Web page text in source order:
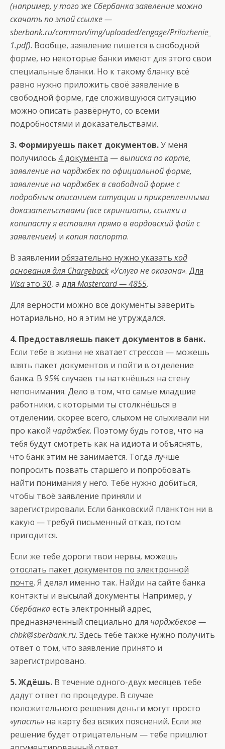
(например, у того же Сбербанка заявление можно
скачать по этой ссылке —
sberbank.ru/common/img/uploaded/engage/Prilozhenie_
1.pdf). Вообще, заявление пишется в свободной
форме, но некоторые банки имеют для этого свои
специальные бланки. Но к такому бланку всё
равно нужно приложить своё заявление в
свободной форме, где сложившуюся ситуацию
можно описать развёрнуто, со всеми
подробностями и доказательствами.
3. Формируешь пакет документов.У меня
получилось 4 документа —выписка по карте,
заявление на чарджбек по официальной форме,
заявление на чарджбек в свободной форме с
подробным описанием ситуации и прикрепленными
доказательствами (все скриншоты, ссылки и
копипасту я вставлял прямо в вордовский файл с
заявлением) и копия паспорта.
В заявлении обязательно нужно указать код
основания для Chargeback«Услуга не оказана». Для
Visaэто 30, а для Mastercard — 4855.
Для верности можно все документы заверить
нотариально, но я этим не утруждался.
4. Предоставляешь пакет документов в банк.
Если тебе в жизни не хватает стрессов — можешь
взять пакет документов и пойти в отделение
банка. В 95% случаев ты наткнёшься на стену
непонимания. Дело в том, что самые младшие
работники, с которыми ты столкнёшься в
отделении, скорее всего, слыхом не слыхивали ни
про какой чарджбек. Поэтому будь готов, что на
тебя будут смотреть как на идиота и объяснять,
что банк этим не занимается. Тогда лучше
попросить позвать старшего и попробовать
найти понимания у него. Тебе нужно добиться,
чтобы твоё заявление приняли и
зарегистрировали. Если банковский планктон ни в
какую — требуй письменный отказ, потом
пригодится.
Если же тебе дороги твои нервы, можешь
отослать пакет документов по электронной
почте. Я делал именно так. Найди на сайте банка
контакты и высылай документы. Например, у
Сбербанкаесть электронный адрес,
предназначенный специально для чарджбеков —
chbk@sberbank.ru. Здесь тебе также нужно получить
ответ о том, что заявление принято и
зарегистрировано.
5. Ждёшь. В течение одного-двух месяцев тебе
дадут ответ по процедуре. В случае
положительного решения деньги могут просто
«упасть» на карту без всяких пояснений. Если же
решение будет отрицательным — тебе пришлют